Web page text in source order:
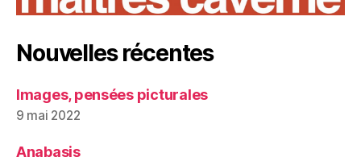
Nouvelles récentes
Images, pensées picturales
9 mai 2022
Anabasis